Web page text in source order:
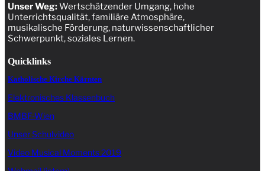
Unser Weg: Wertschätzender Umgang, hohe
Unterrichtsqualität, familiäre Atmosphäre,
musikalische Förderung, naturwissenschaftlicher
Schwerpunkt, soziales Lernen.
Quicklinks
Katholische Kirche Kärnten
Elektronisches Klassenbuch
BMBF-Wien
Unser Schulvideo
Video Musical Moments 2019